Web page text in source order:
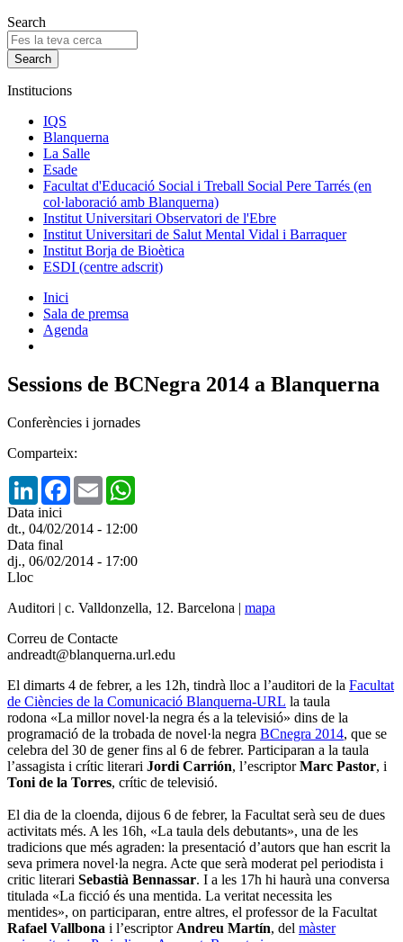
Search
Institucions
IQS
Blanquerna
La Salle
Esade
Facultat d'Educació Social i Treball Social Pere Tarrés (en
col·laboració amb Blanquerna)
Institut Universitari Observatori de l'Ebre
Institut Universitari de Salut Mental Vidal i Barraquer
Institut Borja de Bioètica
ESDI (centre adscrit)
Inici
Sala de premsa
Agenda
Sessions de BCNegra 2014 a Blanquerna
Conferències i jornades
Comparteix:
LinkedInFacebook
Email
Data inici
dt., 04/02/2014 - 12:00
Data final
dj., 06/02/2014 - 17:00
Lloc
Auditori | c. Valldonzella, 12. Barcelona | mapa
Correu de Contacte
andreadt@blanquerna.url.edu
El dimarts 4 de febrer, a les 12h, tindrà lloc a l’auditori de la Facultat
de Ciències de la Comunicació Blanquerna-URL la taula
rodona «La millor novel·la negra és a la televisió» dins de la
programació de la trobada de novel·la negra BCnegra 2014, que se
celebra del 30 de gener fins al 6 de febrer. Participaran a la taula
l’assagista i crític literari Jordi Carrión, l’escriptorMarc Pastor, i
Toni de la Torres, crític de televisió.
El dia de la cloenda, dijous 6 de febrer, la Facultat serà seu de dues
activitats més. A les 16h, «La taula dels debutants», una de les
tradicions que més agraden: la presentació d’autors que han escrit la
seva primera novel·la negra. Acte que serà moderat pel periodista i
critic literari Sebastià Bennassar. I a les 17h hi haurà una conversa
titulada «La ficció és una mentida. La veritat necessita les
mentides», on participaran, entre altres, el professor de la Facultat
Rafael Vallbona i l’escriptor Andreu Martín, del màster